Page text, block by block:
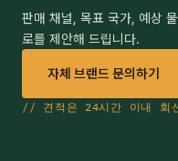
판매 채널, 목표 국가, 예상
로를 제안해 드립니다.
자체 브랜드 문의하기
// 견적은 24시간 이내 회